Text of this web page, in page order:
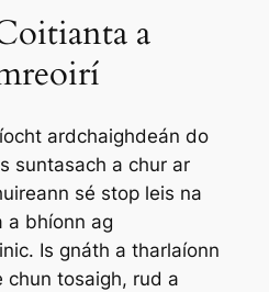
a
ardchaighdeán do
suntasach a chur ar
sé stop leis na
a bhíonn ag
Is gnáth a tharlaíonn
tosaigh, rud a